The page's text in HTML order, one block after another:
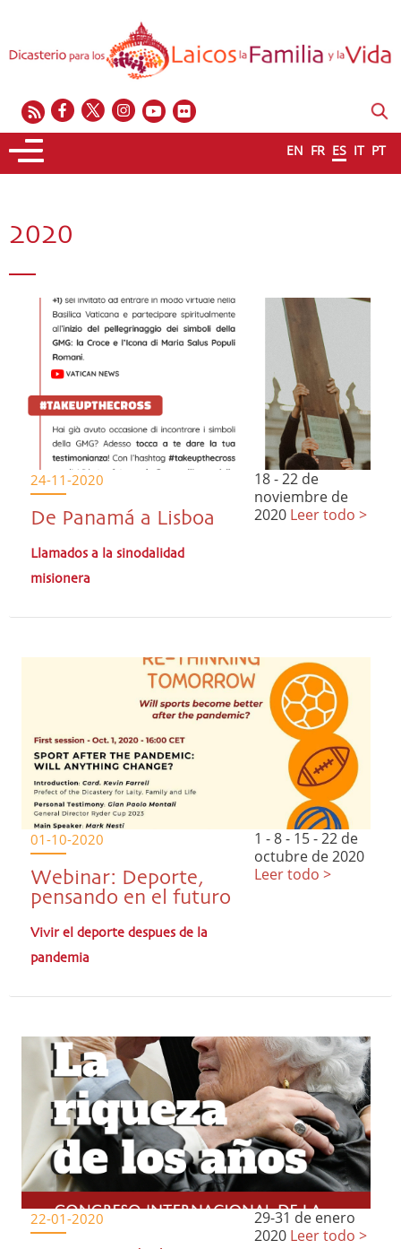
EN FR ES IT PT
2020
24-11-2020
De Panamá a Lisboa
Llamados a la sinodalidad
misionera
18 - 22 de
noviembre de
2020 Leer todo >
01-10-2020
Webinar: Deporte,
pensando en el futuro
Vivir el deporte despues de la
pandemia
1 - 8 - 15 - 22 de
octubre de 2020
Leer todo >
22-01-2020
29-31 de enero
2020 Leer todo >